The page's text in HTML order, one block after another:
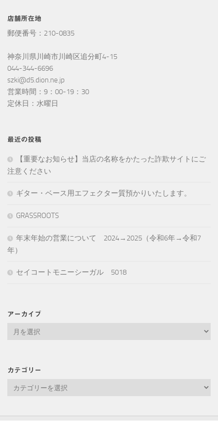
店舗所在地
郵便番号：210-0835
神奈川県川崎市川崎区追分町4-15
044-344-6696
szki@d5.dion.ne.jp
営業時間：9：00-19：30
定休日：水曜日
最近の投稿
【重要なお知らせ】当店の名称をかたった詐欺サイトにご
注意ください
ギター・ベース用エフェクター質預かりいたします。
GRASSROOTS
年末年始の営業について 2024→2025（令和6年→令和7
年）
セイコートモニーシーガル 5018
アーカイブ
ブ
カテゴリー